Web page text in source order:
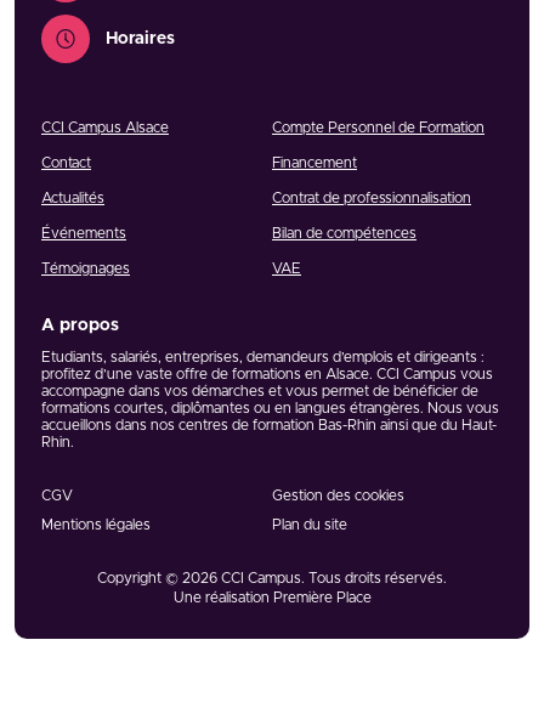
Horaires
CCI Campus Alsace
Contact
Actualités
Événements
Témoignages
Compte Personnel de Formation
Financement
Contrat de professionnalisation
Bilan de compétences
VAE
A propos
Etudiants, salariés, entreprises, demandeurs d’emplois et dirigeants :
profitez d’une vaste offre de formations en Alsace. CCI Campus vous
accompagne dans vos démarches et vous permet de bénéficier de
formations courtes, diplômantes ou en langues étrangères. Nous vous
accueillons dans nos centres de formation Bas-Rhin ainsi que du Haut-
Rhin.
CGV
Gestion des cookies
Mentions légales
Plan du site
Copyright © 2026 CCI Campus. Tous droits réservés.
Une réalisation Première Place